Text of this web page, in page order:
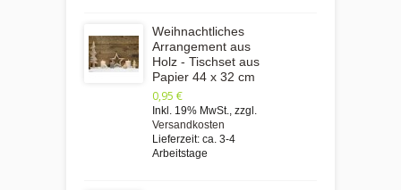
Weihnachtliches
Arrangement aus
Holz - Tischset aus
Papier 44 x 32 cm
0,95 €
Inkl. 19% MwSt. zzgl.
Versandkosten
Lieferzeit: ca. 3-4
Arbeitstage